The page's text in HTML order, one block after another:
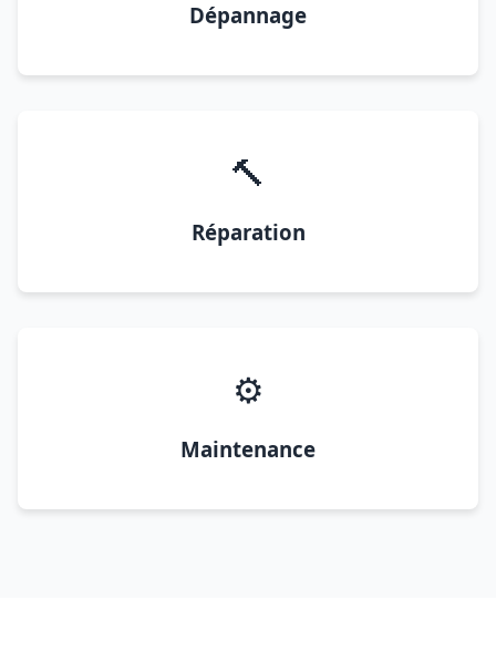
Dépannage
🔨
Réparation
⚙️
Maintenance